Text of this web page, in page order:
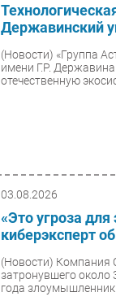
Державинский
(Новости) «Группа
имени Г.Р.
отечественную
03.08.2026
«Это угроза
киберэксперт
(Новости) Компания
затронувшего около
года